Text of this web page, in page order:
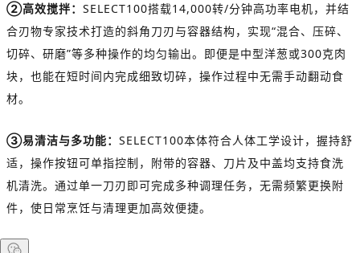
②高效搅拌： SELECT100搭载14,000转/分钟高功率电机，并结
合刃物专家技术打造的斜角刀刃与容器结构，实现“混合、压碎、
切碎、研磨”等多种操作的均匀输出。即便是中型洋葱或300克肉
块，也能在短时间内完成细致切碎，操作过程中无需手动翻动食
材。
③易清洁与多功能： SELECT100本体符合人体工学设计，握持舒
适，操作按钮可单指控制，附带的容器、刀片及中盖均支持食洗
机清洗。通过单一刀刃即可完成多种调理任务，无需频繁更换附
件，使日常烹饪与清理更加高效便捷。